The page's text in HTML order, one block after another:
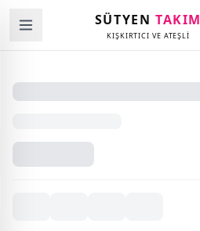
SÜTYENTAKIM
KIŞKIRTICI VE ATEŞLİ